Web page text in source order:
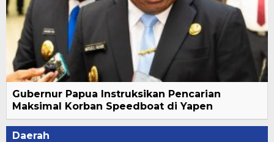
Gubernur Papua Instruksikan Pencarian
Maksimal Korban Speedboat di Yapen
Daerah